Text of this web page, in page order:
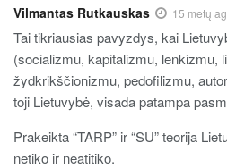
Vilmantas Rutkauskas 15 metų
Tai tikriausias pavyzdys, kai
(socializmu, kapitalizmu, lenkizmu,
žydkrikščionizmu, pedofilizmu,
toji Lietuvybė, visada patampa
Prakeikta “TARP” ir “SU” teorija
netiko ir neatitiko.